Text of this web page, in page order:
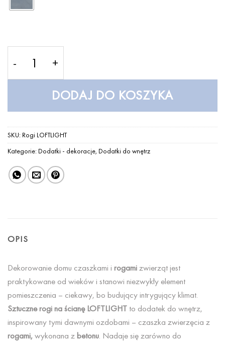
DODAJ DO KOSZYKA
SKU: Rogi LOFTLIGHT
Kategorie: Dodatki - dekoracje, Dodatki do wnętrz
OPIS
Dekorowanie domu czaszkami i rogamizwierząt jest
praktykowane od wieków i stanowi niezwykły element
pomieszczenia – ciekawy, bo budujący intrygujący klimat.
Sztuczne rogi na ścianę LOFTLIGHT to dodatek do wnętrz,
inspirowany tymi dawnymi ozdobami – czaszka zwierzęcia z
rogami,wykonana zbetonu. Nadaje się zarówno do